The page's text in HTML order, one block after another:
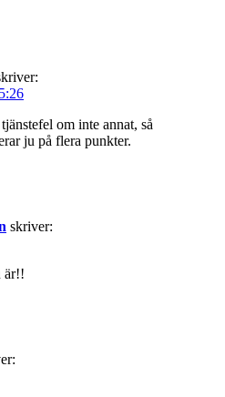
om inte annat, så
ju på flera punkter.
skriver:
är!!